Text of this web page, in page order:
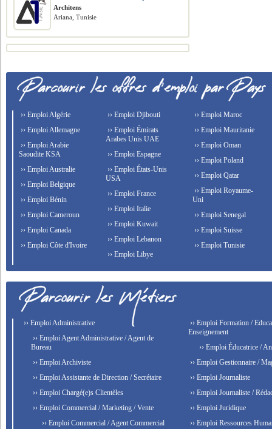
Architens
Ariana, Tunisie
›› Emploi Algérie
›› Emploi Allemagne
›› Emploi Arabie
Saoudite KSA
›› Emploi Australie
›› Emploi Belgique
›› Emploi Bénin
›› Emploi Cameroun
›› Emploi Canada
›› Emploi Côte d'Ivoire
›› Emploi Djibouti
›› Emploi Émirats
Arabes Unis UAE
›› Emploi Espagne
›› Emploi États-Unis
USA
›› Emploi France
›› Emploi Italie
›› Emploi Kuwait
›› Emploi Lebanon
›› Emploi Libye
›› Emploi Maroc
›› Emploi Mauritanie
›› Emploi Oman
›› Emploi Poland
›› Emploi Qatar
›› Emploi Royaume-
Uni
›› Emploi Senegal
›› Emploi Suisse
›› Emploi Tunisie
›› Emploi Administrative
›› Emploi Agent Administrative / Agent de
Bureau
›› Emploi Archiviste
›› Emploi Assistante de Direction / Secrétaire
›› Emploi Chargé(e)s Clientèles
›› Emploi Commercial / Marketing / Vente
›› Emploi Commercial / Agent Commercial
›› Emploi Formation /
Enseignement
›› Emploi Éducatrice /
›› Emploi Gestionnaire /
›› Emploi Journaliste
›› Emploi Journaliste /
›› Emploi Juridique
›› Emploi Ressources